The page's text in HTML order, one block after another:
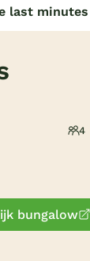
last
4
bungalow